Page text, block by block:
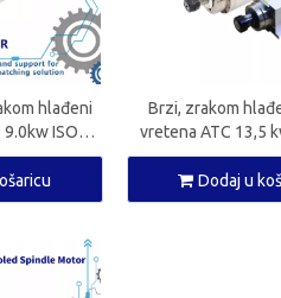
hlađeni
ISO30
glodalicu
Brzi, zrakom
vretena ATC 13,5
CNC vreteno za
Dodaj u